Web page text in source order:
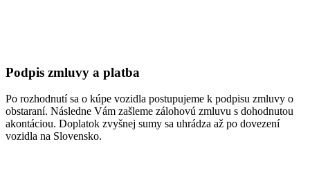
Podpis zmluvy a platba
Po rozhodnutí sa o kúpe vozidla postupujeme k podpisu zmluvy o
obstaraní. Následne Vám zašleme zálohovú zmluvu s dohodnutou
akontáciou. Doplatok zvyšnej sumy sa uhrádza až po dovezení
vozidla na Slovensko.